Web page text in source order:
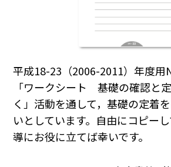
平成18-23（2006-2011）年度用
「ワークシート 基礎の確認と
く」活動を通して，基礎の定着
いとしています。自由にコピー
導にお役に立てば幸いです。